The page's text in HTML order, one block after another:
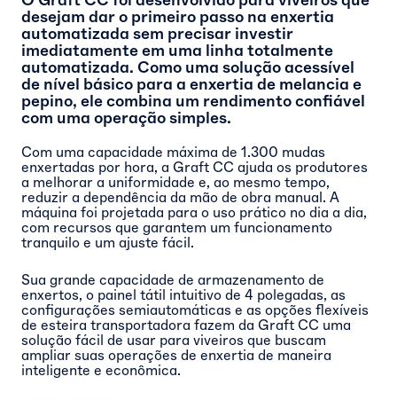
desejam dar o primeiro passo na enxertia
automatizada sem precisar investir
imediatamente em uma linha totalmente
automatizada. Como uma solução acessível
de nível básico para a enxertia de melancia e
pepino, ele combina um rendimento confiável
com uma operação simples.
Com uma capacidade máxima de 1.300 mudas
enxertadas por hora, a Graft CC ajuda os produtores
a melhorar a uniformidade e, ao mesmo tempo,
reduzir a dependência da mão de obra manual. A
máquina foi projetada para o uso prático no dia a dia,
com recursos que garantem um funcionamento
tranquilo e um ajuste fácil.
Sua grande capacidade de armazenamento de
enxertos, o painel tátil intuitivo de 4 polegadas, as
configurações semiautomáticas e as opções flexíveis
de esteira transportadora fazem da Graft CC uma
solução fácil de usar para viveiros que buscam
ampliar suas operações de enxertia de maneira
inteligente e econômica.